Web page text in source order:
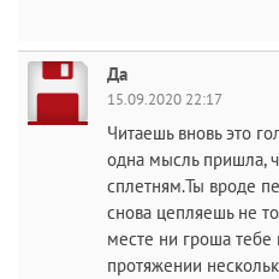
Да
15.09.2020 22:17
Читаешь вновь это
одна мысль пришла,
сплетням.Ты вроде
снова цепляешь не
месте ни гроша тебе
протяжении